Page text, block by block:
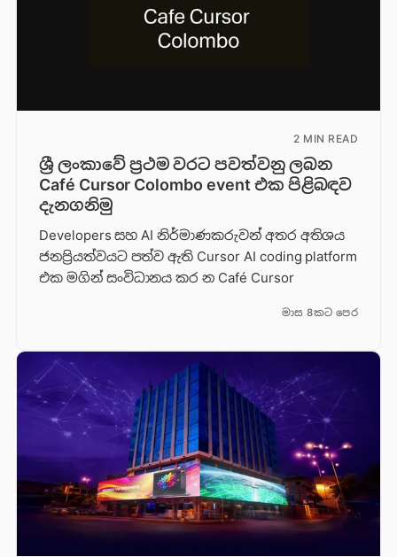
2 MIN READ
ශ්‍රී ලංකාවේ ප්‍රථම වරට පවත්වනු ලබන
Café Cursor Colombo event එක පිළිබඳව
දැනගනිමු
Developers සහ AI නිර්මාණකරුවන් අතර අතිශය
ජනප්‍රියත්වයට පත්ව ඇති Cursor AI coding platform
එක මගින් සංවිධානය කර න Café Cursor
මාස 8කට පෙර